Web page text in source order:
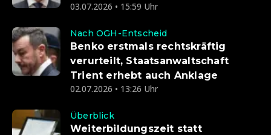
03.07.2026 • 15:59 Uhr
Nach OGH-Entscheid
Benko erstmals rechtskräftig
verurteilt, Staatsanwaltschaft
Trient erhebt auch Anklage
02.07.2026 • 13:26 Uhr
Überblick
Weiterbildungszeit statt